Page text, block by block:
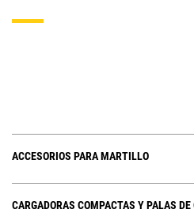
ACCESORIOS PARA MARTILLO
CARGADORAS COMPACTAS Y PALAS